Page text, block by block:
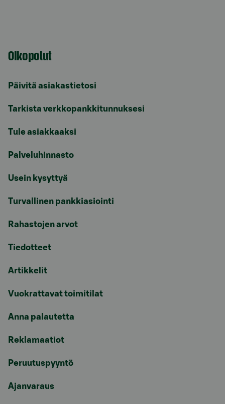
Oikopolut
Päivitä asiakastietosi
Tarkista verkkopankkitunnuksesi
Tule asiakkaaksi
Palveluhinnasto
Usein kysyttyä
Turvallinen pankkiasiointi
Rahastojen arvot
Tiedotteet
Artikkelit
Vuokrattavat toimitilat
Anna palautetta
Reklamaatiot
Peruutuspyyntö
Ajanvaraus